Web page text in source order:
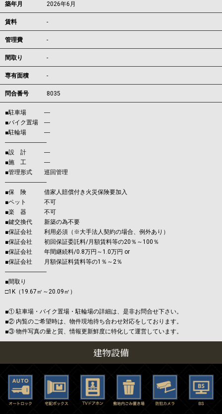
築年月 2026年6月
賃料 -
管理費 -
間取り -
専有面積 -
問合番号 8035
■駐車場 ―
■バイク置場 ―
■駐輪場 ―
―――――――
■設 計 ―
■施 工 ―
■管理形式 巡回管理
―――――――
■保 険 借家人賠償付き火災保険要加入
■ペット 不可
■楽 器 不可
■鍵交換代 新築の為不要
■保証会社 利用必須（※大手法人契約の場合、例外あり）
■保証会社 初回保証委託料/月額賃料等の20％～100％
■保証会社 年間継続料/0.8万円～1.0万円 or
■保証会社 月額保証料賃料等の1％～2％
―――――――
■間取り
□1K（19.67㎡～20.09㎡）
■① 駐車場・バイク置場・駐輪場の詳細は、是非お問合せ下さい。
■② 内覧のご希望時は、物件現地待ち合わせ対応をしております。
■③ 物件写真の量と質、情報更新鮮度に特化して運営しています。
建物設備